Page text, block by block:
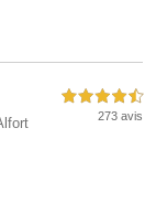
4,5 étoiles sur 5
273 avis